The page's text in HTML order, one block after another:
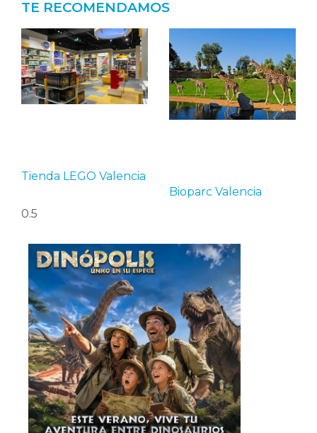
TE RECOMENDAMOS
Tienda LEGO Valencia
Bioparc Valencia